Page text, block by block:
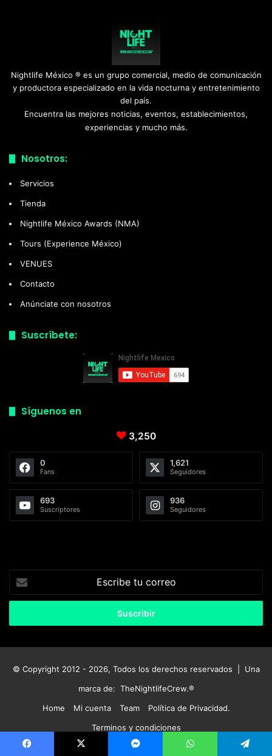
Nightlife México ® es un grupo comercial, medio de comunicación
y productora especializado en la vida nocturna y entretenimiento
del país.
Encuentra las mejores noticias, eventos, establecimientos,
experiencias y mucho más.
Nosotros:
Servicios
Tienda
Nightlife México Awards (NMA)
Tours (Experience México)
VENUES
Contacto
Anúnciate con nosotros
Suscríbete:
Síguenos en
3,250
0
Fans
1,621
Seguidores
693
Suscriptores
936
Seguidores
Escribe
tu
correo
© Copyright 2012 - 2026, Todos los derechos reservados | Una
marca de: TheNightlifeCrew.®
Home
Mi cuenta Team
Política de Privacidad.
Terminos y condiciones